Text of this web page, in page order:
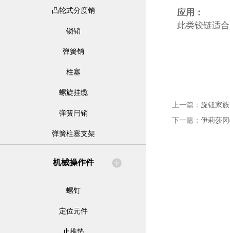
凸轮式分度销
锁销
弹簧销
柱塞
螺旋挂缆
弹簧闩销
弹簧柱塞支架
机械操作件
螺钉
定位元件
应用：
此类铰链适
上一篇： 旋钮家
下一篇： 伊莉莎